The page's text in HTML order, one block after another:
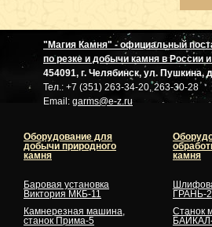
"Магия Камня" - официальный
по резке и добычи камня в России
454091, г. Челябинск, ул. Пушкина,
Тел.: +7 (351) 263-34-20, 263-30-28
Email: garms@e-z.ru
Оборудование для
добычи природного
камня
Баровая установка
Виктория МКБ-11
Камнерезная машина,
станок Прима-5
камня
ГРАНЬ-2
Станок